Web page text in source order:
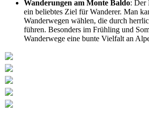
Wanderungen am Monte Baldo: Der
ein beliebtes Ziel für Wanderer. Man
Wanderwegen wählen, die durch
führen. Besonders im Frühling und
Wanderwege eine bunte Vielfalt an